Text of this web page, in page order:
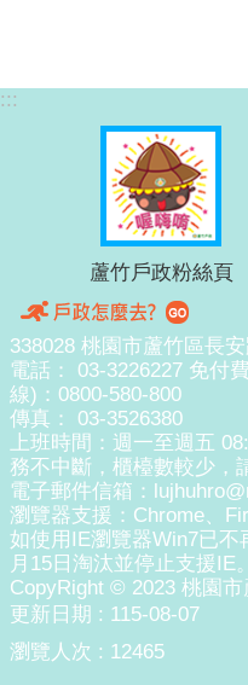
:::
蘆竹戶政粉絲頁
338028 桃園市蘆竹區長
電話： 03-3226227 免付
線)：0800-580-800
傳真： 03-3526380
上班時間：週一至週五
務不中斷，櫃檯數較少，
電子郵件信箱：
瀏覽器支援：Chrome、
如使用IE瀏覽器Win7已不
月15日淘汰並停止支援IE。
CopyRight © 2023 桃園
更新日期
115-08-07
瀏覽人次
12465